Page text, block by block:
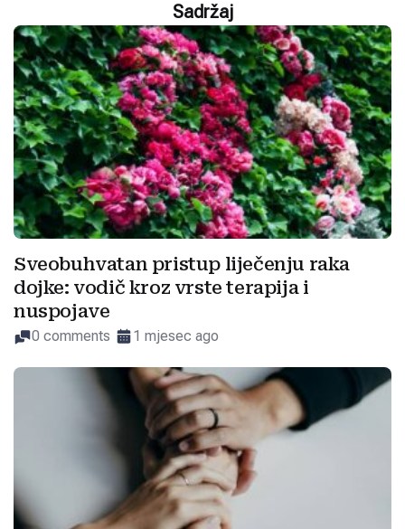
Sadržaj
Sveobuhvatan pristup liječenju raka
dojke: vodič kroz vrste terapija i
nuspojave
0 comments 1 mjesec ago